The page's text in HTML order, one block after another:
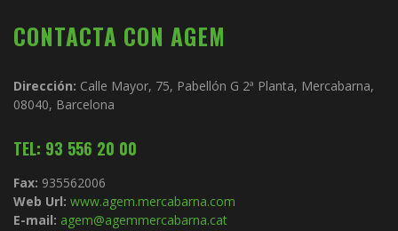
CONTACTA CON AGEM
Dirección: Calle Mayor, 75, Pabellón G 2ª Planta, Mercabarna,
08040, Barcelona
TEL: 93 556 20 00
Fax: 935562006
Web Url: www.agem.mercabarna.com
E-mail: agem@agemmercabarna.cat